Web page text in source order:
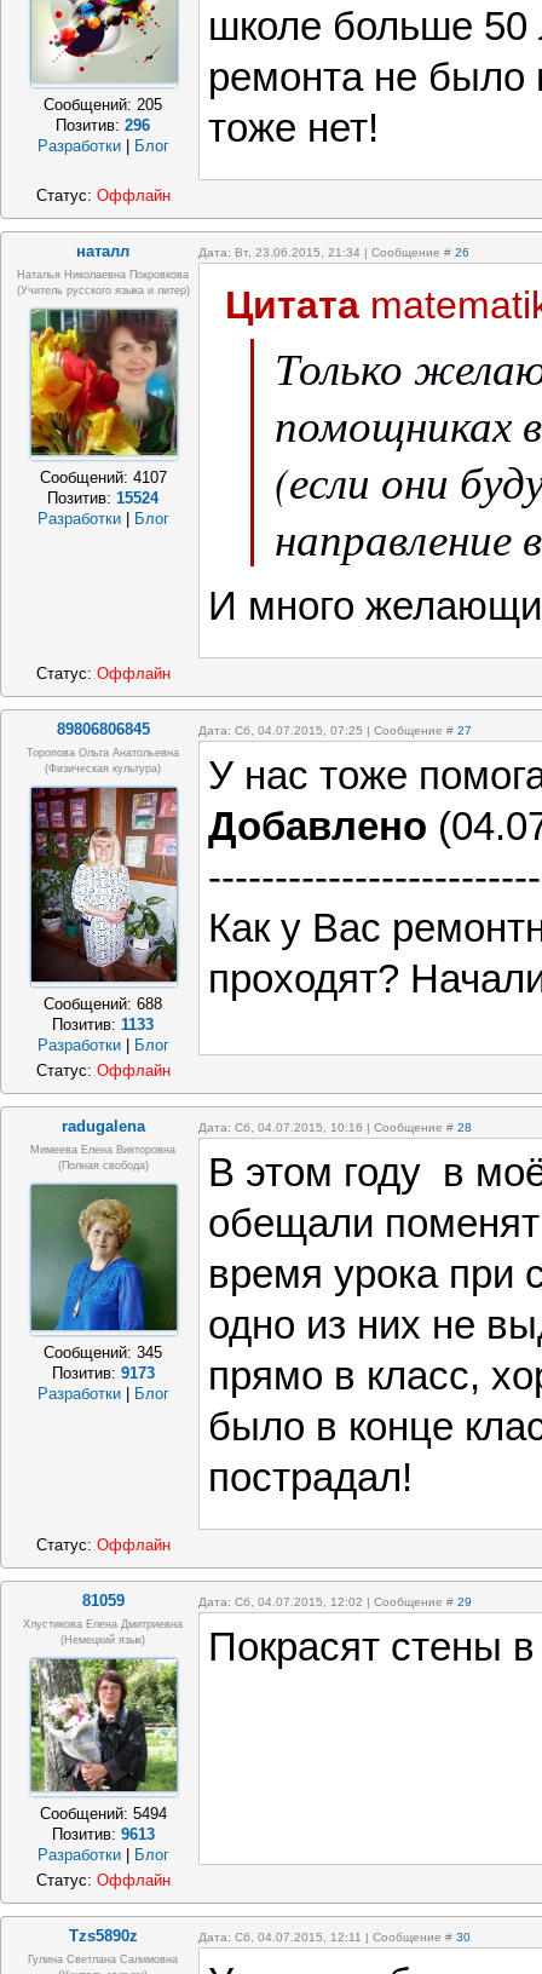
Сообщений:205
Позитив:296
Разработки
Блог
школе больше 50
ремонта не было
тоже нет!
Статус: Оффлайн
наталл Дата: Вт, 23.06.2015, 21:34 | Сообщение # 26
Наталья Николаевна Покровкова
(учитель русского языка и литер)
Сообщений: 4107
Позитив:15524
Разработки
Блог
Цитата
Только
помощниках
(если они
направление
И много
Статус: Оффлайн
89806806845 Дата: Сб, 04.07.2015, 07:25 | Сообщение # 27
Торопова Ольга Анатольевна
(физическая культура)
Сообщений:688
Позитив:1133
Разработки | Блог
У нас тоже
Добавлено
Как у Вас
проходят?
Статус: Оффлайн
radugalena Дата: Сб, 04.07.2015, 10:16 | Сообщение # 28
Мимеева Елена Викторовна
(полная свобода)
Сообщений:345
Позитив: 9173
Разработки
Блог
В этом году в
обещали
время урока при
одно из них не
прямо в класс,
было в конце
пострадал!
Статус: Оффлайн
81059 Дата: Сб, 04.07.2015, 12:02 | Сообщение # 29
Хлустикова Елена Дмитриевна
(немецкий язык)
Сообщений: 5494
Позитив: 9613
Разработки
Блог
Покрасят стены
Статус: Оффлайн
Tzs5890z Дата: Сб, 04.07.2015, 12:11 | Сообщение # 30
Гулина Светлана Салимовна